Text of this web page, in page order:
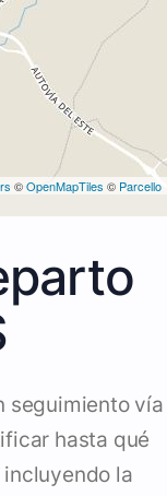
©OpenMapTiles © Parcello
seguimiento vía
hasta qué
la